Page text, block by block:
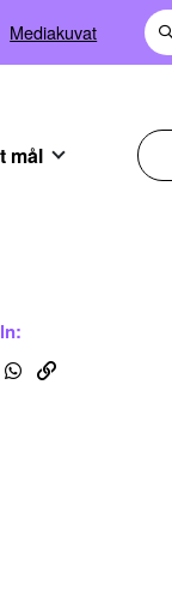
Mediakuvat
mål